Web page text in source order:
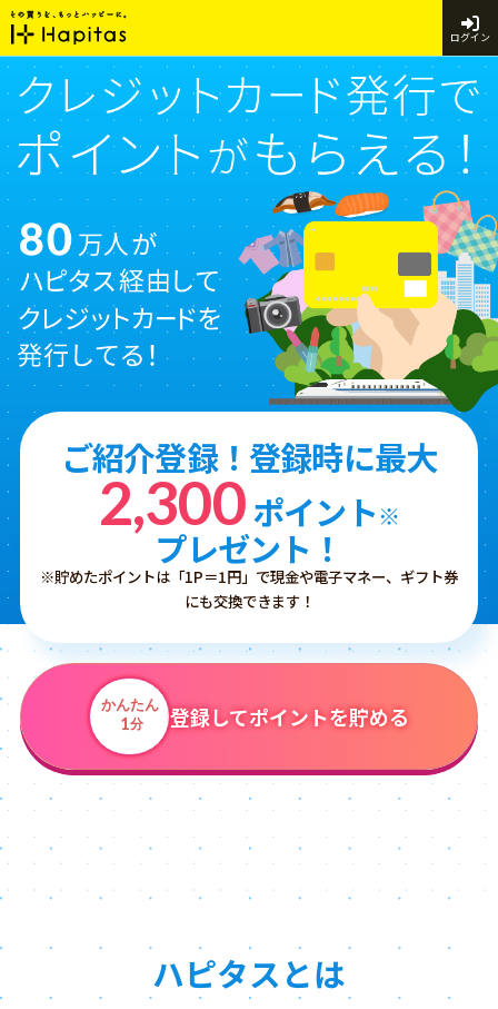
ログイン
ご紹介登録！登録時に最大
2,300ポイント※
プレゼント！
※貯めたポイントは「1P＝1円」で現金や電子マネー、ギフト券
にも交換できます！
かんたん
1分 登録してポイントを貯める
ハピタスとは